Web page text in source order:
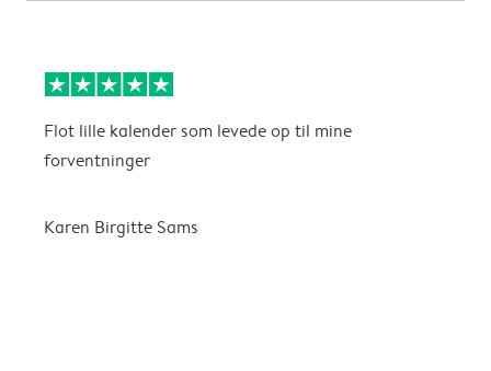
Flot lille kalender som levede op til mine
forventninger
Karen Birgitte Sams